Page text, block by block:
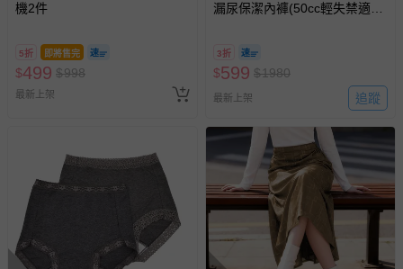
機2件
5折 即將售完
$499 $998
最新上架
漏尿保潔內褲(50cc輕失禁適
3折
$599 $1980
最新上架 追蹤